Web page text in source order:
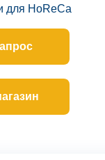
для HoReCa